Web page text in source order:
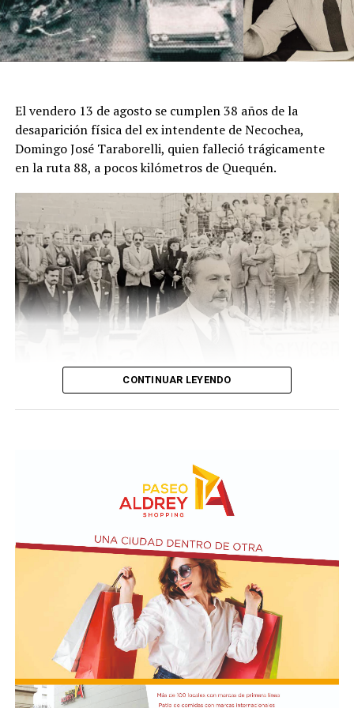
establecer con quiénes tuvo contacto antes de
desaparecer y determinar quién abandonó el cuerpo en
ese sector rural del partido de Mar Chiquita.
cuando un hombre que recorría la zona junto a sus
perros advirtió una bolsa ubicada junto a una zanja.
Alertado por el comportamiento de los animales, se
acercó y comprobó que contenía restos humanos. DIB
El vendero 13 de agosto se cumplen 38 años de la
desaparición física del ex intendente de Necochea,
Domingo José Taraborelli, quien falleció trágicamente
en la ruta 88, a pocos kilómetros de Quequén.
El vendero 13 de agosto se cumplen 38 años de la
desaparición física del ex intendente de Necochea,
en la ruta 88, a pocos kilómetros de Quequén.
Junto con el intendente de Necochea habían muerto
tres docentes que, luego se supo, habían subido a su
automóvil pocos kilómetros antes, donde se hallaban
haciendo dedo. La colisión frontal resultó letal: sólo
sobrevivió el chofer del camión.
El hall del Palacio Comunal fue el lugar donde velaron
CONTINUAR LEYENDO